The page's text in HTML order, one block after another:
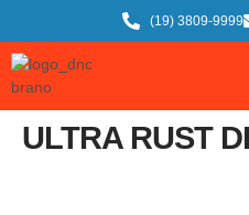
(19) 3809-9999
ULTRA RUST